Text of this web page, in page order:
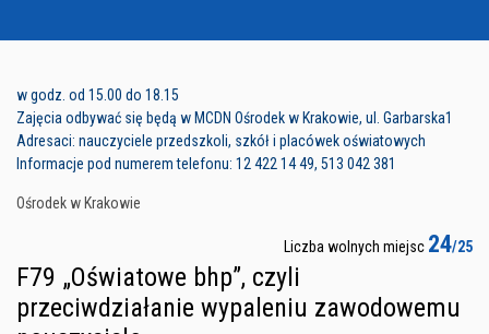
w godz. od 15.00 do 18.15
Zajęcia odbywać się będą w MCDN Ośrodek w Krakowie, ul. Garbarska1
Adresaci: nauczyciele przedszkoli, szkół i placówek oświatowych
Informacje pod numerem telefonu: 12 422 14 49, 513 042 381
Ośrodek w Krakowie
Liczba wolnych miejsc 24/25
F79 „Oświatowe bhp”, czyli
przeciwdziałanie wypaleniu zawodowemu